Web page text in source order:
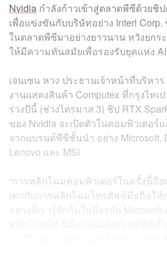
Nvidia กำลังก้าวเข้าสู่ตลาดพีซีด้วยชิ
เพื่อแข่งขันกับบริษัทอย่าง Interl
ในตลาดพีซีมาอย่างยาวนาน หวังยกร
ให้มีความทันสมัยเพื่อรองรับยุคแห่ง AI
เจนเซน หวง ประธานเจ้าหน้าที่บริหา
งานแสดงสินค้า Computex ที่กรุงไทเ
ร่วงปีนี้ (ช่วงไตรมาส 3) ชิป RTX
ของ Nvidia จะเปิดตัวในคอมพิวเตอร์
จากแบรนด์พีซีชั้นนำ อย่าง Microsoft,
Lenovo และ MSI
“การพลิกโฉมคอมพิวเตอร์ในครั้งนี้ถือ
เท่ากับการพลิกโฉมโทรศัพท์มือถือให้
อย่างที่เรารู้จักกันในปัจจุบัน Microsoft